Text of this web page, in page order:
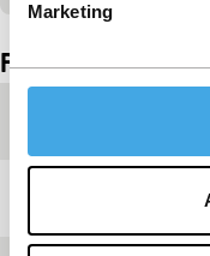
Marketing
Ingesloten inhoud van
Film details